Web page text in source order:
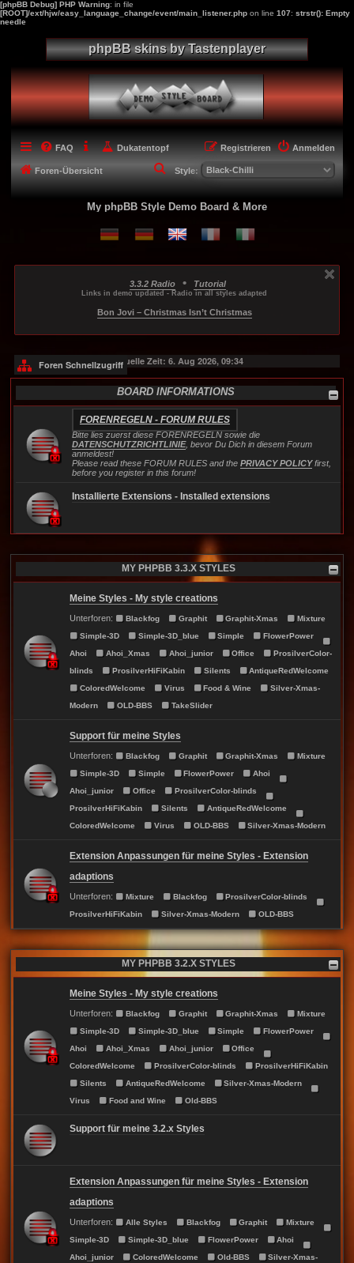
[phpBB Debug] PHP Warning: in file
[ROOT]/ext/hjw/easy_language_change/event/main_listener.php on line 107: strstr(): Empty
needle
phpBB skins by Tastenplayer
FAQ Dukatentopf Anmelden
Registrieren
Foren-Übersicht Style:
c
h
My phpBB Style Demo Board & More
3.3.2 Radio • Tutorial
Links in demo updated - Radio in all styles adapted
Bon Jovi – Christmas Isn’t Christmas
Aktuelle Zeit: 6. Aug 2026, 09:34
Foren Schnellzugriff
BOARD INFORMATIONS
FORENREGELN - FORUM RULES
Bitte lies zuerst diese FORENREGELN sowie die
DATENSCHUTZRICHTLINIE, bevor Du Dich in diesem Forum
anmeldest!
Please read these FORUM RULES and the PRIVACY POLICYfirst,
before you register in this forum!
Installierte Extensions - Installed extensions
MY PHPBB 3.3.X STYLES
Meine Styles - My style creations
Unterforen: Blackfog Graphit Graphit-Xmas
Mixture
Simple-3D
Simple-3D_blue Simple
FlowerPower
Ahoi
Ahoi_Xmas Ahoi_junior Office
ProsilverColor-
blinds
ProsilverHiFiKabin Silents
AntiqueRedWelcome
ColoredWelcome
Virus Food & Wine
Silver-Xmas-
Modern
OLD-BBS TakeSlider
Support für meine Styles
Unterforen: Blackfog Graphit Graphit-Xmas
Mixture
Simple-3D
Simple FlowerPower
Ahoi
Ahoi_junior
Office
ProsilverColor-blinds
ProsilverHiFiKabin
Silents
AntiqueRedWelcome
ColoredWelcome
Virus OLD-BBS Silver-Xmas-Modern
Extension Anpassungen für meine Styles - Extension
adaptions
Unterforen: Mixture Blackfog
ProsilverColor-blinds
ProsilverHiFiKabin
Silver-Xmas-Modern OLD-BBS
MY PHPBB 3.2.X STYLES
Meine Styles - My style creations
Unterforen: Blackfog Graphit Graphit-Xmas
Mixture
Simple-3D
Simple-3D_blue Simple
FlowerPower
Ahoi
Ahoi_Xmas Ahoi_junior
Office
ColoredWelcome
ProsilverColor-blinds
ProsilverHiFiKabin
Silents
AntiqueRedWelcome
Silver-Xmas-Modern
Virus
Food and Wine Old-BBS
Support für meine 3.2.x Styles
Extension Anpassungen für meine Styles - Extension
adaptions
Unterforen: Alle Styles Blackfog Graphit
Mixture
Simple-3D
Simple-3D_blue FlowerPower
Ahoi
Ahoi_junior
ColoredWelcome Old-BBS
Silver-Xmas-